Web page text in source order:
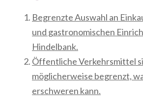
Begrenzte Auswahl an
und gastronomischen
Hindelbank.
Öffentliche Verkehrsmittel
möglicherweise begrenzt,
erschweren kann.